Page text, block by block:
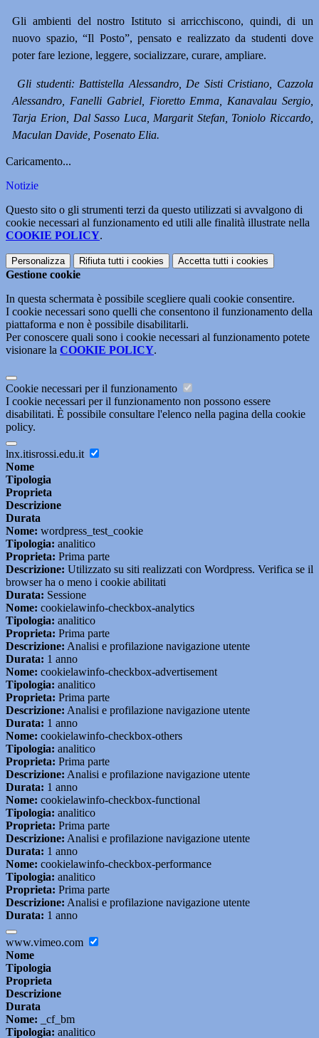
Gli ambienti del nostro Istituto si arricchiscono, quindi, di un
nuovo spazio, “Il Posto”, pensato e realizzato da studenti dove
poter fare lezione, leggere, socializzare, curare, ampliare.
Gli studenti: Battistella Alessandro, De Sisti Cristiano, Cazzola
Alessandro, Fanelli Gabriel, Fioretto Emma, Kanavalau Sergio,
Tarja Erion, Dal Sasso Luca, Margarit Stefan, Toniolo Riccardo,
Maculan Davide, Posenato Elia.
Caricamento...
Notizie
Questo sito o gli strumenti terzi da questo utilizzati si avvalgono di
cookie necessari al funzionamento ed utili alle finalità illustrate nella
COOKIE POLICY.
Personalizza Rifiuta tutti i cookies Accetta tutti i cookies
Gestione cookie
In questa schermata è possibile scegliere quali cookie consentire.
I cookie necessari sono quelli che consentono il funzionamento della
piattaforma e non è possibile disabilitarli.
Per conoscere quali sono i cookie necessari al funzionamento potete
visionare la COOKIE POLICY.
Cookie necessari per il funzionamento
I cookie necessari per il funzionamento non possono essere
disabilitati. È possibile consultare l'elenco nella pagina della cookie
policy.
lnx.itisrossi.edu.it
Nome
Tipologia
Proprieta
Descrizione
Durata
Nome: wordpress_test_cookie
Tipologia: analitico
Proprieta: Prima parte
Descrizione: Utilizzato su siti realizzati con Wordpress. Verifica se il
browser ha o meno i cookie abilitati
Durata: Sessione
Nome: cookielawinfo-checkbox-analytics
Tipologia: analitico
Proprieta: Prima parte
Descrizione: Analisi e profilazione navigazione utente
Durata: 1 anno
Nome: cookielawinfo-checkbox-advertisement
Tipologia: analitico
Proprieta: Prima parte
Descrizione: Analisi e profilazione navigazione utente
Durata: 1 anno
Nome: cookielawinfo-checkbox-others
Tipologia: analitico
Proprieta: Prima parte
Descrizione: Analisi e profilazione navigazione utente
Durata: 1 anno
Nome: cookielawinfo-checkbox-functional
Tipologia: analitico
Proprieta: Prima parte
Descrizione: Analisi e profilazione navigazione utente
Durata: 1 anno
Nome: cookielawinfo-checkbox-performance
Tipologia: analitico
Proprieta: Prima parte
Descrizione: Analisi e profilazione navigazione utente
Durata: 1 anno
www.vimeo.com
Nome
Tipologia
Proprieta
Descrizione
Durata
Nome: _cf_bm
Tipologia: analitico